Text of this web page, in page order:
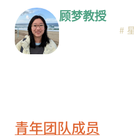
顾梦教授
青年团队成员